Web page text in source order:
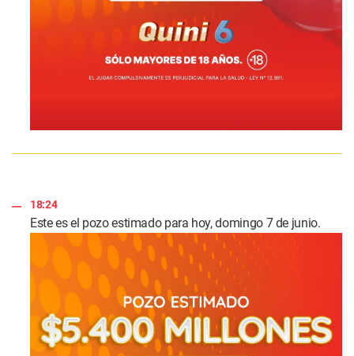
18:24
Este es el pozo estimado para hoy, domingo 7 de junio.